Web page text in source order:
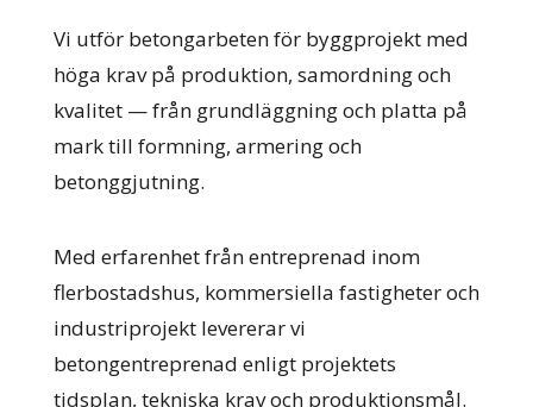
Vi utför betongarbeten för byggprojekt med
höga krav på produktion, samordning och
kvalitet — från grundläggning och platta på
mark till formning, armering och
betonggjutning.
Med erfarenhet från entreprenad inom
flerbostadshus, kommersiella fastigheter och
industriprojekt levererar vi
betongentreprenad enligt projektets
tidsplan, tekniska krav och produktionsmål.